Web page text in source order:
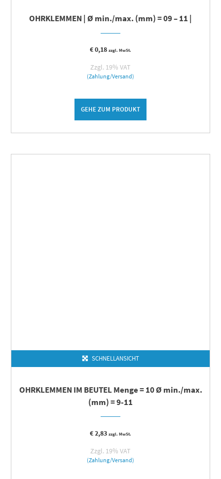
OHRKLEMMEN | Ø min./max. (mm) = 09 – 11 |
€0,18 zzgl. MwSt.
Zzgl. 19% VAT
(Zahlung/Versand)
GEHE ZUM PRODUKT
SCHNELLANSICHT
OHRKLEMMEN IM BEUTEL Menge = 10 Ø min./max.
(mm) = 9-11
€2,83 zzgl. MwSt.
Zzgl. 19% VAT
(Zahlung/Versand)